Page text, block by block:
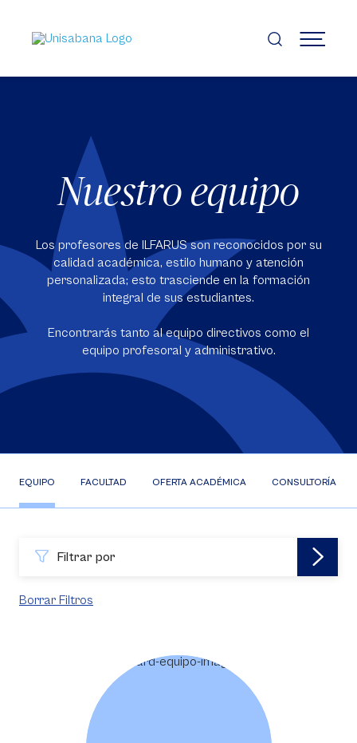
contenido
principal
MENÚ
Nuestro equipo
Los profesores de ILFARUS son reconocidos por su
calidad académica, estilo humano y atención
personalizada; esto trasciende en la formación
integral de sus estudiantes.
Encontrarás tanto al equipo directivos como el
equipo profesoral y administrativo.
EQUIPO FACULTAD OFERTA ACADÉMICA CONSULTORÍA EFR
Filtrar por
Borrar Filtros